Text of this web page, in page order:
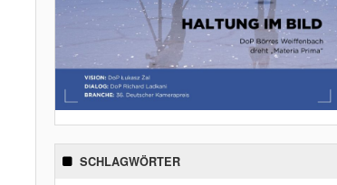
SCHLAGWÖRTER